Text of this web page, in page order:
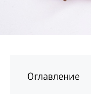
Оглавление